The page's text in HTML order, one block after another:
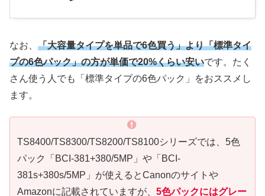
なお、 「大容量タイプを単品で6色買う」より「標準タイ
プの6色パック」の方が単価で20%くらい安いです。たく
さん使う人でも「標準タイプの6色パック」をおススメし
ます。
TS8400/TS8300/TS8200/TS8100シリーズでは、5色
パック「BCI-381+380/5MP」や「BCI-
381s+380s/5MP」が使えるとCanonのサイトや
Amazonに記載されていますが、 5色パックにはグレー